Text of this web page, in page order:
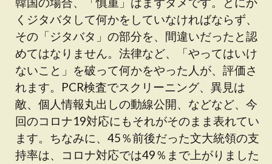
くジタバタして何かをしていなければならず、
その「ジタバタ」の部分を、間違いだったと認
めてはなりません。法律など、「やってはいけ
ないこと」を破って何かをやった人が、評価さ
れます。PCR検査でスクリーニング、異見は
敵、個人情報丸出しの動線公開、などなど、今
回のコロナ19対応にもそれがそのまま表れてい
ます。ちなみに、45％前後だった文大統領の支
持率は、コロナ対応では49％まで上がりました